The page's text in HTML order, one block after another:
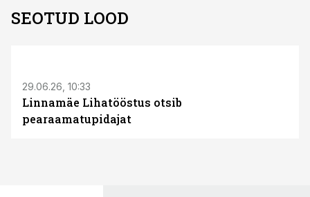
SEOTUD LOOD
29.06.26, 10:33
Linnamäe Lihatööstus otsib
pearaamatupidajat